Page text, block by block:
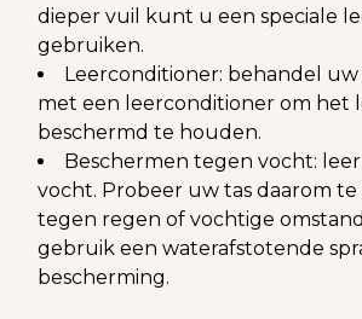
dieper vuil kunt u een speciale
gebruiken.
Leerconditioner: behandel uw
met een leerconditioner om het
beschermd te houden.
Beschermen tegen vocht:
vocht. Probeer uw tas daarom
tegen regen of vochtige
gebruik een waterafstotende
bescherming.